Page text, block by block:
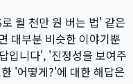
월 천만 원 버는 법' 같은
대부분 비슷한 이야기뿐
입니다', '진정성을 보여주
'어떻게?'에 대한 해답은